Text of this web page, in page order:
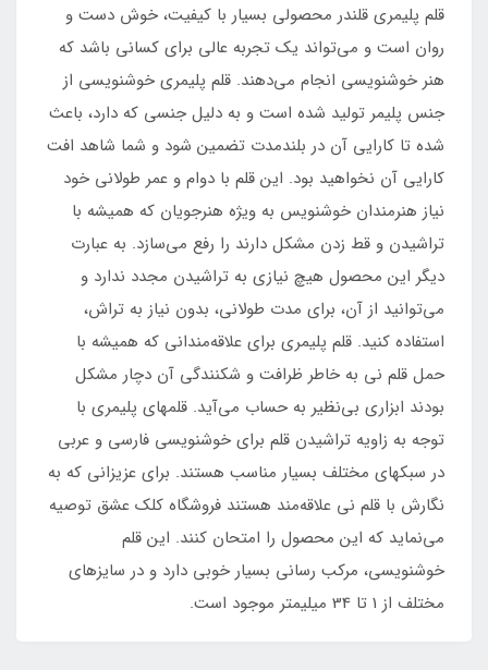
قلم پلیمری قلندر محصولی بسیار با کیفیت، خوش دست و
روان است و می‌تواند یک تجربه عالی برای کسانی باشد که
هنر خوشنویسی انجام می‌دهند. قلم پلیمری خوشنویسی از
جنس پلیمر تولید شده است و به دلیل جنسی که دارد، باعث
شده تا کارایی آن در بلندمدت تضمین شود و شما شاهد افت
کارایی آن نخواهید بود. این قلم با دوام و عمر طولانی خود
نیاز هنرمندان خوشنویس به ویژه هنرجویان که همیشه با
تراشیدن و قط زدن مشکل دارند را رفع می‌سازد. به عبارت
دیگر این محصول هیچ نیازی به تراشیدن مجدد ندارد و
می‌توانید از آن، برای مدت طولانی، بدون نیاز به تراش،
استفاده کنید. قلم پلیمری برای علاقه‌مندانی که همیشه با
حمل قلم نی به خاطر ظرافت و شکنندگی آن دچار مشکل
بودند ابزاری بی‌نظیر به حساب می‌آید. قلمهای پلیمری با
توجه به زاویه تراشیدن قلم برای خوشنویسی فارسی و عربی
در سبکهای مختلف بسیار مناسب هستند. برای عزیزانی که به
نگارش با قلم نی علاقه‌مند هستند فروشگاه کلک عشق توصیه
می‌نماید که این محصول را امتحان کنند. این قلم
خوشنویسی، مرکب رسانی بسیار خوبی دارد و در سایز‌های
مختلف از 1 تا 34 میلیمتر موجود است.